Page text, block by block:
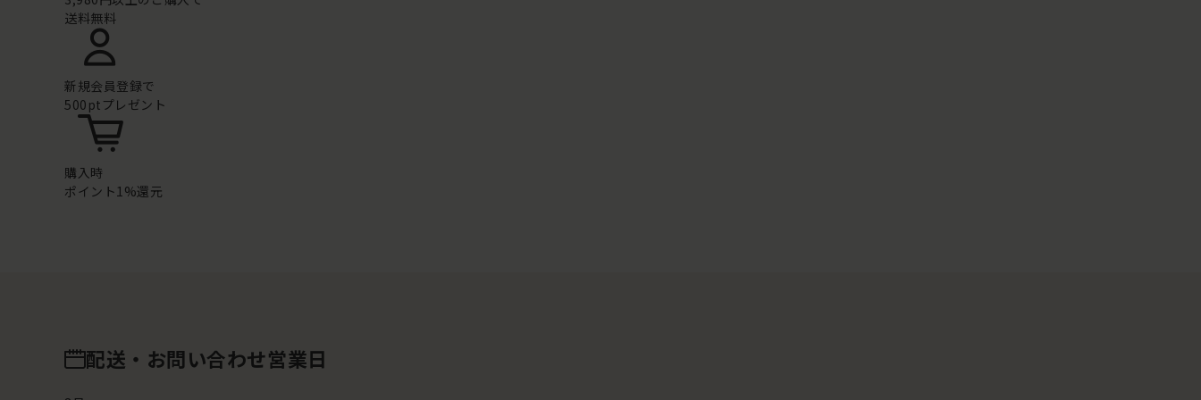
送料無料
新規会員登録で
500ptプレゼント
購入時
ポイント1%還元
配送・お問い合わせ営業日